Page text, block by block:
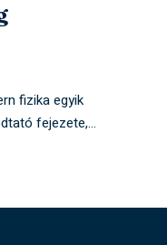
fizika egyik
fejezete,…